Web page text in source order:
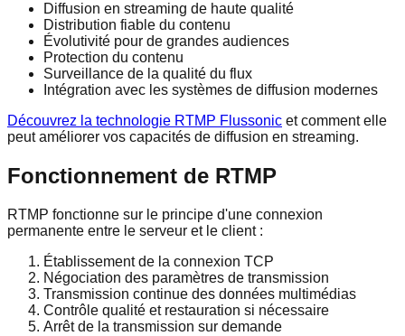
Diffusion en streaming de haute qualité
Distribution fiable du contenu
Évolutivité pour de grandes audiences
Protection du contenu
Surveillance de la qualité du flux
Intégration avec les systèmes de diffusion modernes
Découvrez la technologie RTMP Flussonic et comment elle
peut améliorer vos capacités de diffusion en streaming.
Fonctionnement de RTMP
RTMP fonctionne sur le principe d'une connexion
permanente entre le serveur et le client :
Établissement de la connexion TCP
Négociation des paramètres de transmission
Transmission continue des données multimédias
Contrôle qualité et restauration si nécessaire
Arrêt de la transmission sur demande